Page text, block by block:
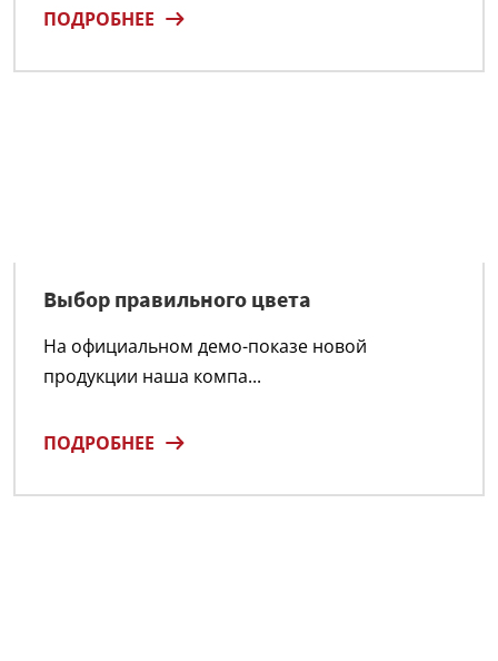
ПОДРОБНЕЕ
Выбор правильного цвета
На официальном демо-показе новой
продукции наша компа...
ПОДРОБНЕЕ